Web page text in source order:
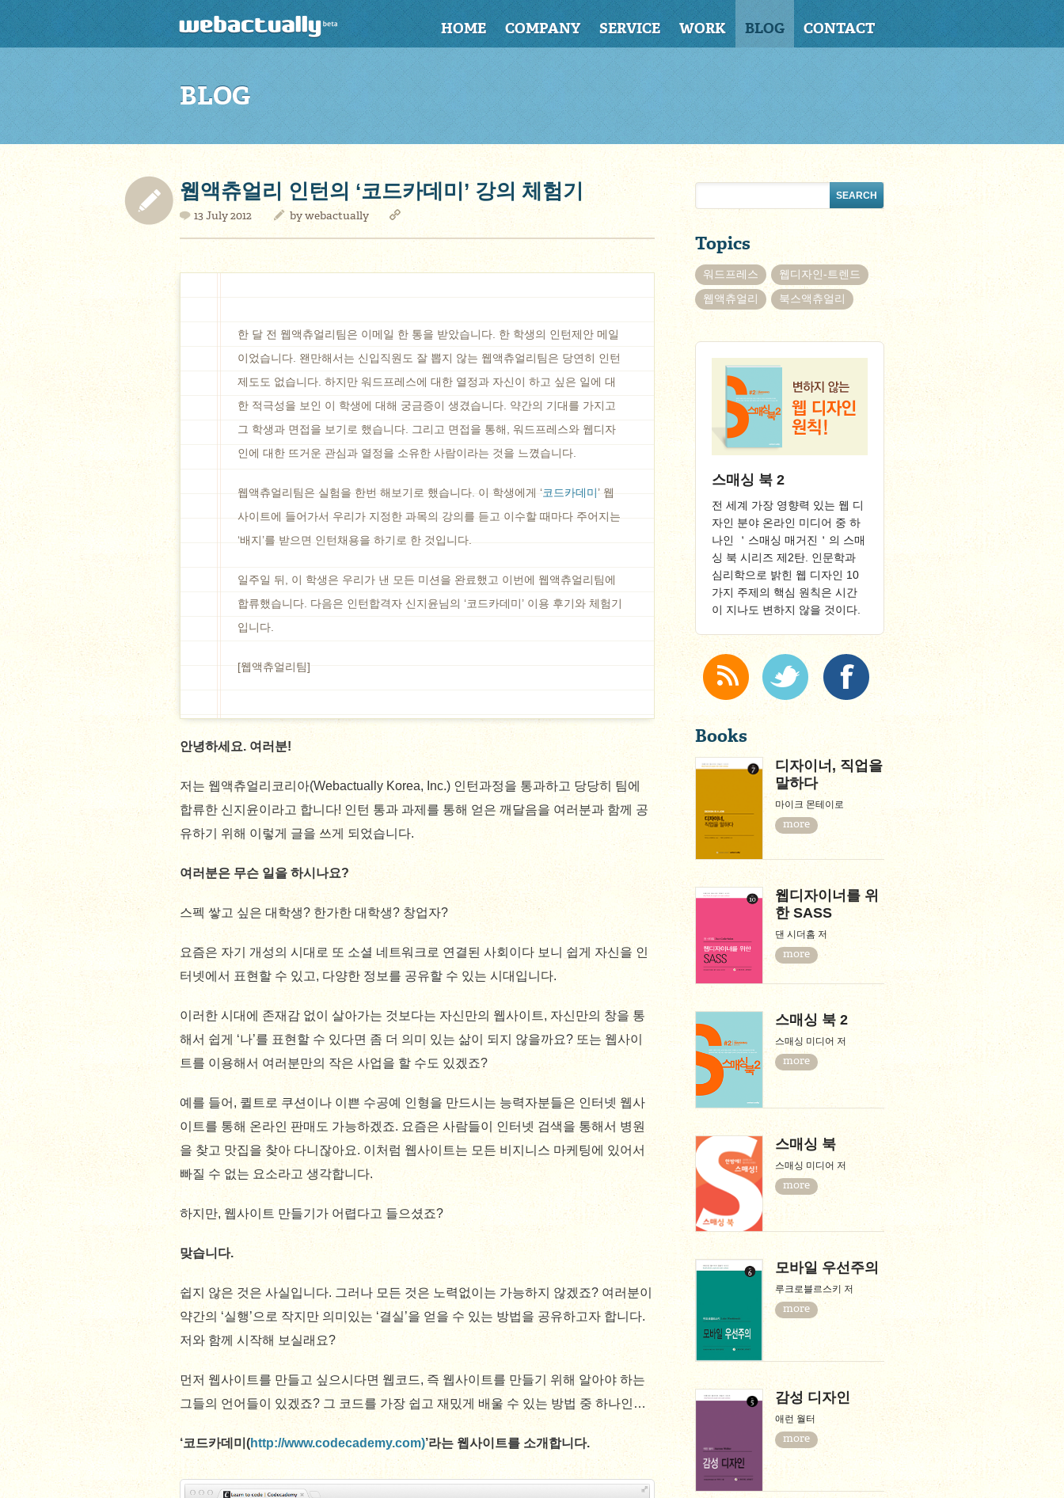
HOME COMPANY SERVICE WORK BLOG CONTACT
BLOG
웹액츄얼리 인턴의 ‘코드카데미’ 강의 체험기
13 July 2012 bywebactually
한 달 전 웹액츄얼리팀은 이메일 한 통을 받았습니다. 한 학생의 인턴제안 메일
이었습니다. 왠만해서는 신입직원도 잘 뽑지 않는 웹액츄얼리팀은 당연히 인턴
제도도 없습니다. 하지만 워드프레스에 대한 열정과 자신이 하고 싶은 일에 대
한 적극성을 보인 이 학생에 대해 궁금증이 생겼습니다. 약간의 기대를 가지고
그 학생과 면접을 보기로 했습니다. 그리고 면접을 통해, 워드프레스와 웹디자
인에 대한 뜨거운 관심과 열정을 소유한 사람이라는 것을 느꼈습니다.
웹액츄얼리팀은 실험을 한번 해보기로 했습니다. 이 학생에게 ‘코드카데미’ 웹
사이트에 들어가서 우리가 지정한 과목의 강의를 듣고 이수할 때마다 주어지는
‘배지’를 받으면 인턴채용을 하기로 한 것입니다.
일주일 뒤, 이 학생은 우리가 낸 모든 미션을 완료했고 이번에 웹액츄얼리팀에
합류했습니다. 다음은 인턴합격자 신지윤님의 ‘코드카데미’ 이용 후기와 체험기
입니다.
[웹액츄얼리팀]
안녕하세요. 여러분!
저는 웹액츄얼리코리아(Webactually Korea, Inc.) 인턴과정을 통과하고 당당히 팀에
합류한 신지윤이라고 합니다! 인턴 통과 과제를 통해 얻은 깨달음을 여러분과 함께 공
유하기 위해 이렇게 글을 쓰게 되었습니다.
여러분은 무슨 일을 하시나요?
스펙 쌓고 싶은 대학생? 한가한 대학생? 창업자?
요즘은 자기 개성의 시대로 또 소셜 네트워크로 연결된 사회이다 보니 쉽게 자신을 인
터넷에서 표현할 수 있고, 다양한 정보를 공유할 수 있는 시대입니다.
이러한 시대에 존재감 없이 살아가는 것보다는 자신만의 웹사이트, 자신만의 창을 통
해서 쉽게 ‘나’를 표현할 수 있다면 좀 더 의미 있는 삶이 되지 않을까요? 또는 웹사이
트를 이용해서 여러분만의 작은 사업을 할 수도 있겠죠?
예를 들어, 퀼트로 쿠션이나 이쁜 수공예 인형을 만드시는 능력자분들은 인터넷 웹사
이트를 통해 온라인 판매도 가능하겠죠. 요즘은 사람들이 인터넷 검색을 통해서 병원
을 찾고 맛집을 찾아 다니잖아요. 이처럼 웹사이트는 모든 비지니스 마케팅에 있어서
빠질 수 없는 요소라고 생각합니다.
하지만, 웹사이트 만들기가 어렵다고 들으셨죠?
맞습니다.
쉽지 않은 것은 사실입니다. 그러나 모든 것은 노력없이는 가능하지 않겠죠? 여러분이
약간의 ‘실행’으로 작지만 의미있는 ‘결실’을 얻을 수 있는 방법을 공유하고자 합니다.
저와 함께 시작해 보실래요?
먼저 웹사이트를 만들고 싶으시다면 웹코드, 즉 웹사이트를 만들기 위해 알아야 하는
그들의 언어들이 있겠죠? 그 코드를 가장 쉽고 재밌게 배울 수 있는 방법 중 하나인…
‘코드카데미(http://www.codecademy.com)’라는 웹사이트를 소개합니다.
Topics
워드프레스
웹디자인-트렌드
웹액츄얼리
북스액츄얼리
스매싱 북 2
전 세계 가장 영향력 있는 웹 디
자인 분야 온라인 미디어 중 하
나인 ＇스매싱 매거진＇의 스매
싱 북 시리즈 제2탄. 인문학과
심리학으로 밝힌 웹 디자인 10
가지 주제의 핵심 원칙은 시간
이 지나도 변하지 않을 것이다.
Books
디자이너, 직업을
말하다
마이크 몬테이로
more
웹디자이너를 위
한 SASS
댄 시더홈 저
more
스매싱 북 2
스매싱 미디어 저
more
스매싱 북
스매싱 미디어 저
more
모바일 우선주의
루크로블르스키 저
more
감성 디자인
애런 월터
more